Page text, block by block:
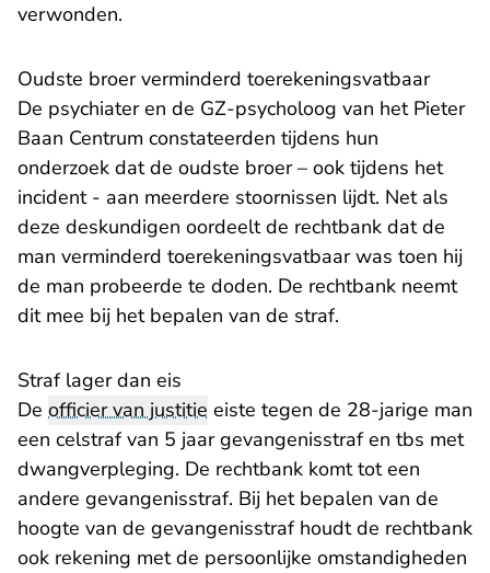
verwonden.
Oudste broer verminderd toerekeningsvatbaar
De psychiater en de GZ-psycholoog van het Pieter
Baan Centrum constateerden tijdens hun
onderzoek dat de oudste broer – ook tijdens het
incident - aan meerdere stoornissen lijdt. Net als
deze deskundigen oordeelt de rechtbank dat de
man verminderd toerekeningsvatbaar was toen hij
de man probeerde te doden. De rechtbank neemt
dit mee bij het bepalen van de straf.
Straf lager dan eis
De officier van justitie eiste tegen de 28-jarige man
een celstraf van 5 jaar gevangenisstraf en tbs met
dwangverpleging. De rechtbank komt tot een
andere gevangenisstraf. Bij het bepalen van de
hoogte van de gevangenisstraf houdt de rechtbank
ook rekening met de persoonlijke omstandigheden